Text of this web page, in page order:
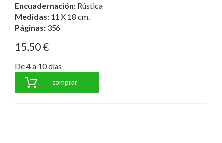
Encuadernación: Rústica
Medidas: 11 X 18 cm.
Páginas: 356
15,50 €
De 4 a 10 días
comprar